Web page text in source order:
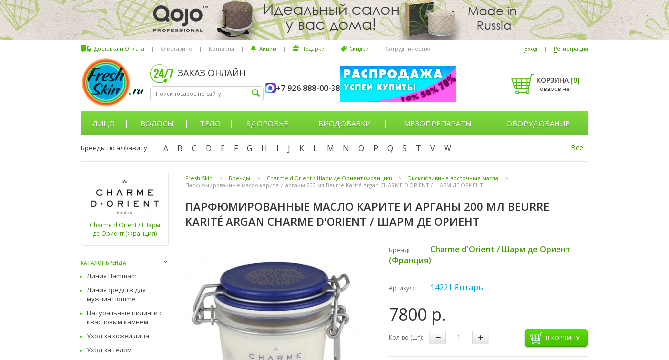
Доставка и Оплата | О магазине | Контакты | Акции | Подарки | Скидки | Сотрудничество Вход | Регистрация
ЗАКАЗ ОНЛАЙН
+7 926 888-00-38
КОРЗИНА [0]
Товаров нет
ЛИЦО ВОЛОСЫ ТЕЛО ЗДОРОВЬЕ БИОДОБАВКИ МЕЗОПРЕПАРАТЫ ОБОРУДОВАНИЕ
Бренды по алфавиту: A B C D E F G H I J K L M N O P Q S T V W Все
Charme d'Orient / Шарм
де Ориент (Франция)
КАТАЛОГ БРЕНДА
Линия Hammam
Линия средств для
мужчин Homme
Натуральные пилинги с
квасцовым камнем
Уход за кожей лица
Уход за телом
Fresh Skin > Бренды > Charme d'Orient / Шарм де Ориент (Франция) > Эксклюзивные восточные масла
>
Парфюмированные масло карите и арганы 200 мл Beurre Karité Argan CHARME D'ORIENT / ШАРМ ДЕ ОРИЕНТ
ПАРФЮМИРОВАННЫЕ МАСЛО КАРИТЕ И АРГАНЫ 200 МЛ BEURRE
KARITÉ ARGAN CHARME D'ORIENT / ШАРМ ДЕ ОРИЕНТ
Бренд:
Charme d'Orient / Шарм де Ориент
(Франция)
Артикул: 14221 Янтарь
7800 р.
Кол-во (шт): В КОРЗИНУ